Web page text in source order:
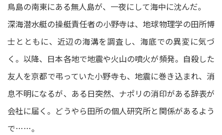
鳥島の南東にある無人島が、一夜にして海中に沈んだ。
深海潜水艇の操艇責任者の小野寺は、地球物理学の田所博
士とともに、近辺の海溝を調査し、海底での異変に気づ
く。以降、日本各地で地震や火山の噴火が頻発。自殺した
友人を京都で弔っていた小野寺も、地震に巻き込まれ、消
息不明になるが、ある日突然、ナポリの消印がある辞表が
会社に届く。どうやら田所の個人研究所と関係があるよう
で……。